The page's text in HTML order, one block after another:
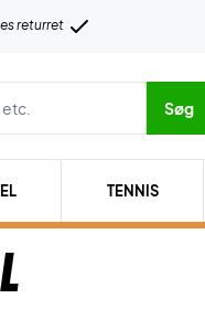
returret
etc.
Søg
TENNIS